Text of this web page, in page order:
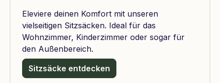
Eleviere deinen Komfort mit unseren
vielseitigen Sitzsäcken. Ideal für das
Wohnzimmer, Kinderzimmer oder sogar für
den Außenbereich.
Sitzsäcke entdecken